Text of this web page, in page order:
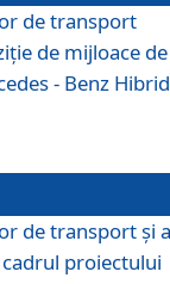
de transport
de mijloace de
- Benz Hibrid
de transport și a
proiectului